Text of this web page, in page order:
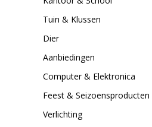
Tuin & Klussen
Dier
Aanbiedingen
Computer & Elektronica
Feest & Seizoensproducten
Verlichting